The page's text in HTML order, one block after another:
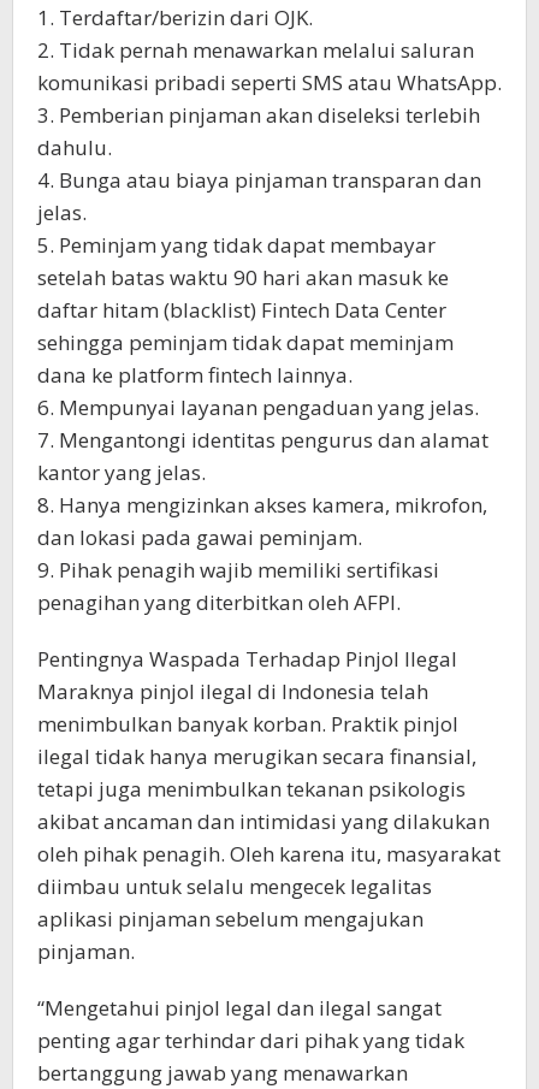
1. Terdaftar/berizin dari OJK.
2. Tidak pernah menawarkan melalui saluran
komunikasi pribadi seperti SMS atau WhatsApp.
3. Pemberian pinjaman akan diseleksi terlebih
dahulu.
4. Bunga atau biaya pinjaman transparan dan
jelas.
5. Peminjam yang tidak dapat membayar
setelah batas waktu 90 hari akan masuk ke
daftar hitam (blacklist) Fintech Data Center
sehingga peminjam tidak dapat meminjam
dana ke platform fintech lainnya.
6. Mempunyai layanan pengaduan yang jelas.
7. Mengantongi identitas pengurus dan alamat
kantor yang jelas.
8. Hanya mengizinkan akses kamera, mikrofon,
dan lokasi pada gawai peminjam.
9. Pihak penagih wajib memiliki sertifikasi
penagihan yang diterbitkan oleh AFPI.
Pentingnya Waspada Terhadap Pinjol Ilegal
Maraknya pinjol ilegal di Indonesia telah
menimbulkan banyak korban. Praktik pinjol
ilegal tidak hanya merugikan secara finansial,
tetapi juga menimbulkan tekanan psikologis
akibat ancaman dan intimidasi yang dilakukan
oleh pihak penagih. Oleh karena itu, masyarakat
diimbau untuk selalu mengecek legalitas
aplikasi pinjaman sebelum mengajukan
pinjaman.
“Mengetahui pinjol legal dan ilegal sangat
penting agar terhindar dari pihak yang tidak
bertanggung jawab yang menawarkan